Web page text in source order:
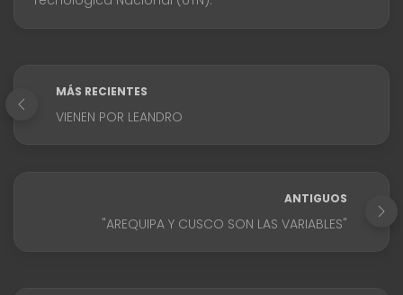
MÁS RECIENTES
VIENEN POR LEANDRO
ANTIGUOS
"AREQUIPA Y CUSCO SON LAS VARIABLES"